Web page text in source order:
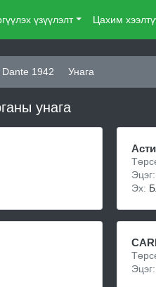
үзүүлэлт Цахим
Dante 1942 Унага
унага
Эцэг:
Эх:
Эцэг: